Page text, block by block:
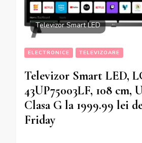
Televizor Smart LED
ELECTRONICE TELEVIZOARE
Televizor Smart LED,
43UP75003LF, 108 cm,
Clasa G la 1999.99 lei
Friday